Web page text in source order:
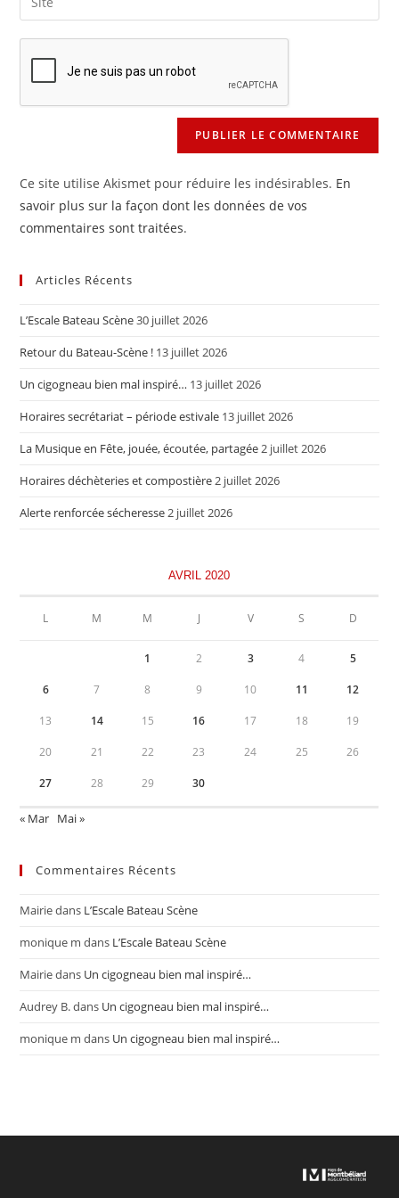
comment
address
l’URL
de
votre
site
(facultatif)
Ce site utilise Akismet pour réduire les indésirables. En
savoir plus sur la façon dont les données de vos
commentaires sont traitées.
Articles Récents
L’Escale Bateau Scène30 juillet 2026
Retour du Bateau-Scène ! 13 juillet 2026
Un cigogneau bien mal inspiré… 13 juillet 2026
Horaires secrétariat – période estivale 13 juillet 2026
La Musique en Fête, jouée, écoutée, partagée 2 juillet 2026
Horaires déchèteries et compostière 2 juillet 2026
Alerte renforcée sécheresse 2 juillet 2026
AVRIL 2020
L M M J V S D
1 2 3 4 5
6 7 8 9 10 11 12
13 14 15 16 17 18 19
20 21 22 23 24 25 26
27 28 29 30
« Mar Mai »
Commentaires Récents
Mairiedans L’Escale Bateau Scène
monique m dans L’Escale Bateau Scène
Mairiedans Un cigogneau bien mal inspiré…
Audrey B.dans Un cigogneau bien mal inspiré…
monique m dans Un cigogneau bien mal inspiré…